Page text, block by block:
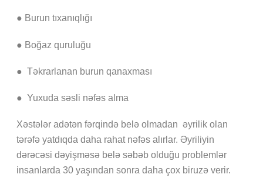
● Burun tıxanıqlığı
● Boğaz quruluğu
● Təkrarlanan burun qanaxması
● Yuxuda səsli nəfəs alma
Xəstələr adətən fərqində belə olmadan əyrilik olan
tərəfə yatdıqda daha rahat nəfəs alırlar. Əyriliyin
dərəcəsi dəyişməsə belə səbəb olduğu problemlər
insanlarda 30 yaşından sonra daha çox biruzə verir.